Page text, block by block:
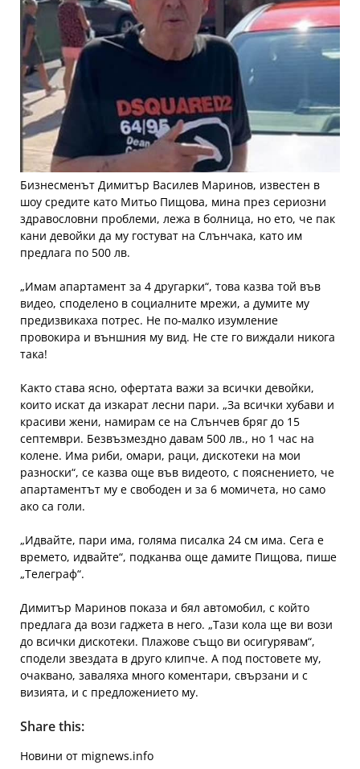
Бизнесменът Димитър Василев Маринов, известен в
шоу средите като Митьо Пищова, мина през сериозни
здравословни проблеми, лежа в болница, но ето, че пак
кани девойки да му гостуват на Слънчака, като им
предлага по 500 лв.
„Имам апартамент за 4 другарки“, това казва той във
видео, споделено в социалните мрежи, а думите му
предизвикаха потрес. Не по-малко изумление
провокира и външния му вид. Не сте го виждали никога
така!
Както става ясно, офертата важи за всички девойки,
които искат да изкарат лесни пари. „За всички хубави и
красиви жени, намирам се на Слънчев бряг до 15
септември. Безвъзмездно давам 500 лв., но 1 час на
колене. Има риби, омари, раци, дискотеки на мои
разноски“, се казва още във видеото, с пояснението, че
апартаментът му е свободен и за 6 момичета, но само
ако са голи.
„Идвайте, пари има, голяма писалка 24 см има. Сега е
времето, идвайте“, подканва още дамите Пищова, пише
„Телеграф“.
Димитър Маринов показа и бял автомобил, с който
предлага да вози гаджета в него. „Тази кола ще ви вози
до всички дискотеки. Плажове също ви осигурявам“,
сподели звездата в друго клипче. А под постовете му,
очаквано, заваляха много коментари, свързани и с
визията, и с предложението му.
Share this:
Новини от mignews.info